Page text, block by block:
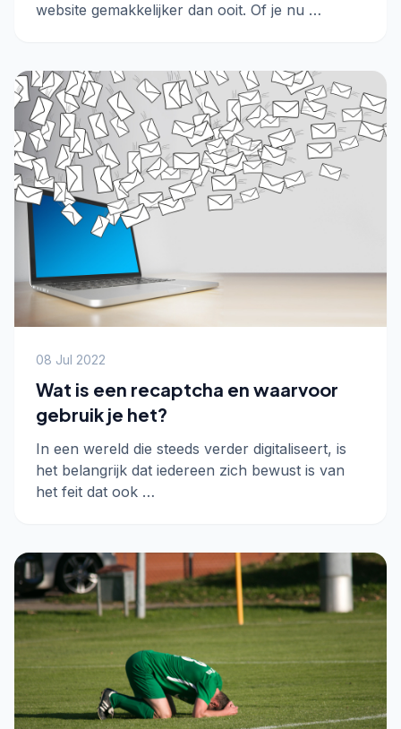
website gemakkelijker dan ooit. Of je nu …
08 Jul 2022
Wat is een recaptcha en waarvoor
gebruik je het?
In een wereld die steeds verder digitaliseert, is
het belangrijk dat iedereen zich bewust is van
het feit dat ook …